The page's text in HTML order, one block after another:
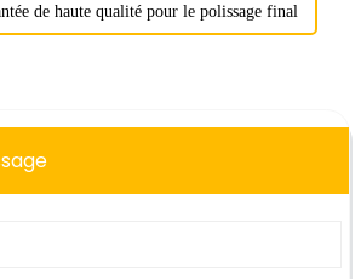
de haute qualité pour le polissage final